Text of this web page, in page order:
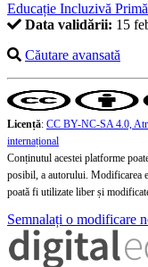
Educație Incluzivă
Data validării: 15
Căutare avansată
Licență: CC BY-NC-SA 4.0,
internațional
Conținutul acestei platforme
posibil, a autorului. Modificarea
poată fi utilizate liber și
Semnalați o modificare